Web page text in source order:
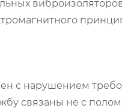
с нарушением
связаны не с